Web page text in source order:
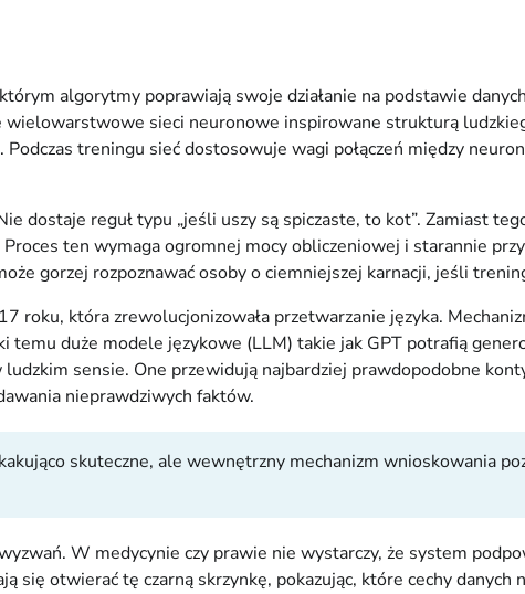
algorytmy poprawiają swoje działanie na podstawie
sieci neuronowe inspirowane strukturą
treningu sieć dostosowuje wagi połączeń między
reguł typu „jeśli uszy są spiczaste, to kot”. Zamiast
ten wymaga ogromnej mocy obliczeniowej i starannie
gorzej rozpoznawać osoby o ciemniejszej karnacji, jeśli
roku, która zrewolucjonizowała przetwarzanie języka.
duże modele językowe (LLM) takie jak GPT potrafią
sensie. One przewidują najbardziej prawdopodobne
nieprawdziwych faktów.
skuteczne, ale wewnętrzny mechanizm wnioskowania
W medycynie czy prawie nie wystarczy, że system
otwierać tę czarną skrzynkę, pokazując, które cechy danych